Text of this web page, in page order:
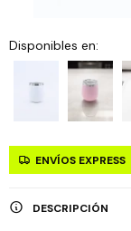
Disponibles en:
ENVÍOS EXPRESS
DESCRIPCIÓN